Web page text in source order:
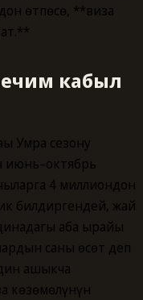
өтпөсө, **виза
кабыл
Умра сезону
июнь–октябрь
4 миллиондон
билдиргендей, жай
аба ырайы
саны өсөт деп
ашыкча
көзөмөлүнүн